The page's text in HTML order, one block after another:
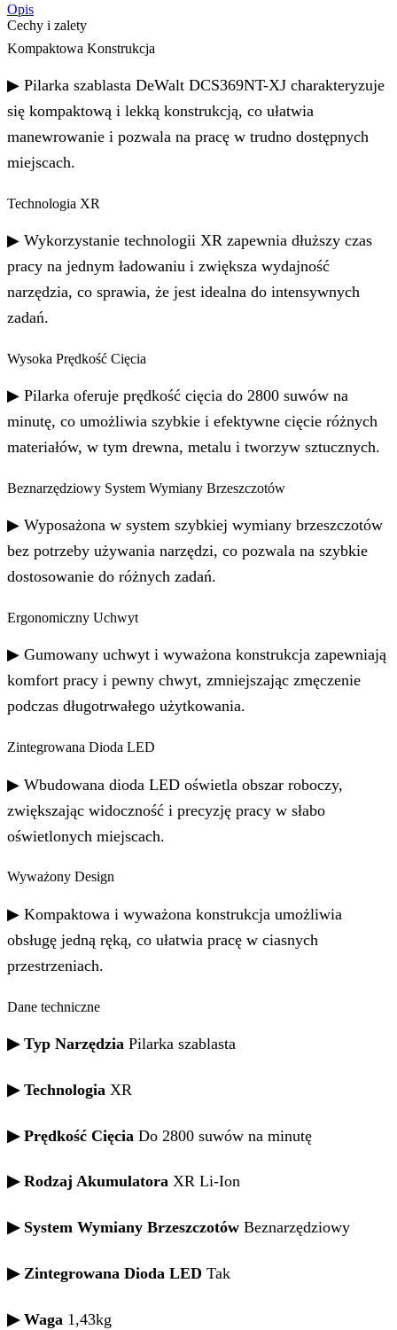
Opis
Cechy i zalety
Kompaktowa Konstrukcja
▶ Pilarka szablasta DeWalt DCS369NT-XJ charakteryzuje
się kompaktową i lekką konstrukcją, co ułatwia
manewrowanie i pozwala na pracę w trudno dostępnych
miejscach.
Technologia XR
▶ Wykorzystanie technologii XR zapewnia dłuższy czas
pracy na jednym ładowaniu i zwiększa wydajność
narzędzia, co sprawia, że jest idealna do intensywnych
zadań.
Wysoka Prędkość Cięcia
▶ Pilarka oferuje prędkość cięcia do 2800 suwów na
minutę, co umożliwia szybkie i efektywne cięcie różnych
materiałów, w tym drewna, metalu i tworzyw sztucznych.
Beznarzędziowy System Wymiany Brzeszczotów
▶ Wyposażona w system szybkiej wymiany brzeszczotów
bez potrzeby używania narzędzi, co pozwala na szybkie
dostosowanie do różnych zadań.
Ergonomiczny Uchwyt
▶ Gumowany uchwyt i wyważona konstrukcja zapewniają
komfort pracy i pewny chwyt, zmniejszając zmęczenie
podczas długotrwałego użytkowania.
Zintegrowana Dioda LED
▶ Wbudowana dioda LED oświetla obszar roboczy,
zwiększając widoczność i precyzję pracy w słabo
oświetlonych miejscach.
Wyważony Design
▶ Kompaktowa i wyważona konstrukcja umożliwia
obsługę jedną ręką, co ułatwia pracę w ciasnych
przestrzeniach.
Dane techniczne
▶ Typ Narzędzia Pilarka szablasta
▶ Technologia XR
▶ Prędkość Cięcia Do 2800 suwów na minutę
▶ Rodzaj Akumulatora XR Li-Ion
▶ System Wymiany Brzeszczotów Beznarzędziowy
▶ Zintegrowana Dioda LED Tak
▶ Waga 1,43kg